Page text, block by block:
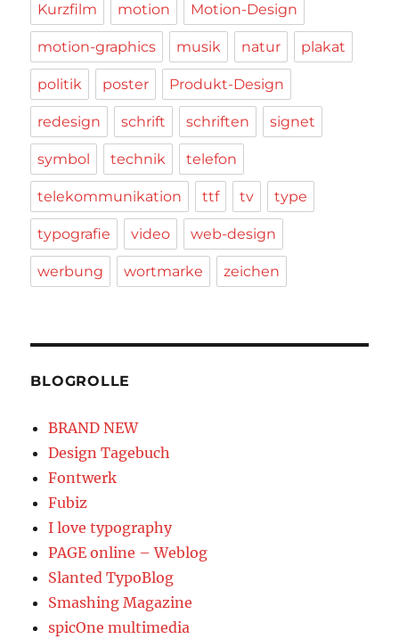
Kurzfilm motion Motion-Design
motion-graphics musik natur plakat
politik poster Produkt-Design
redesign schrift schriften signet
symbol technik telefon
telekommunikation ttf tv type
typografie video web-design
werbung wortmarke zeichen
BLOGROLLE
BRAND NEW
Design Tagebuch
Fontwerk
Fubiz
I love typography
PAGE online – Weblog
Slanted TypoBlog
Smashing Magazine
spicOne multimedia